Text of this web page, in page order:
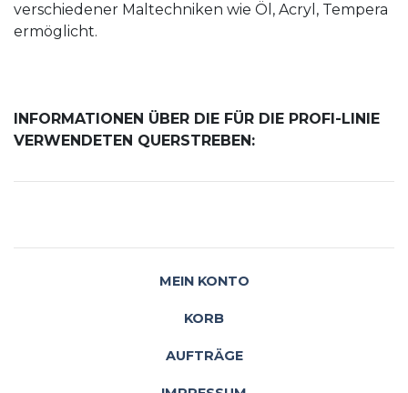
verschiedener Maltechniken wie Öl, Acryl, Tempera
ermöglicht.
INFORMATIONEN ÜBER DIE FÜR DIE PROFI-LINIE
VERWENDETEN QUERSTREBEN:
MEIN KONTO
KORB
AUFTRÄGE